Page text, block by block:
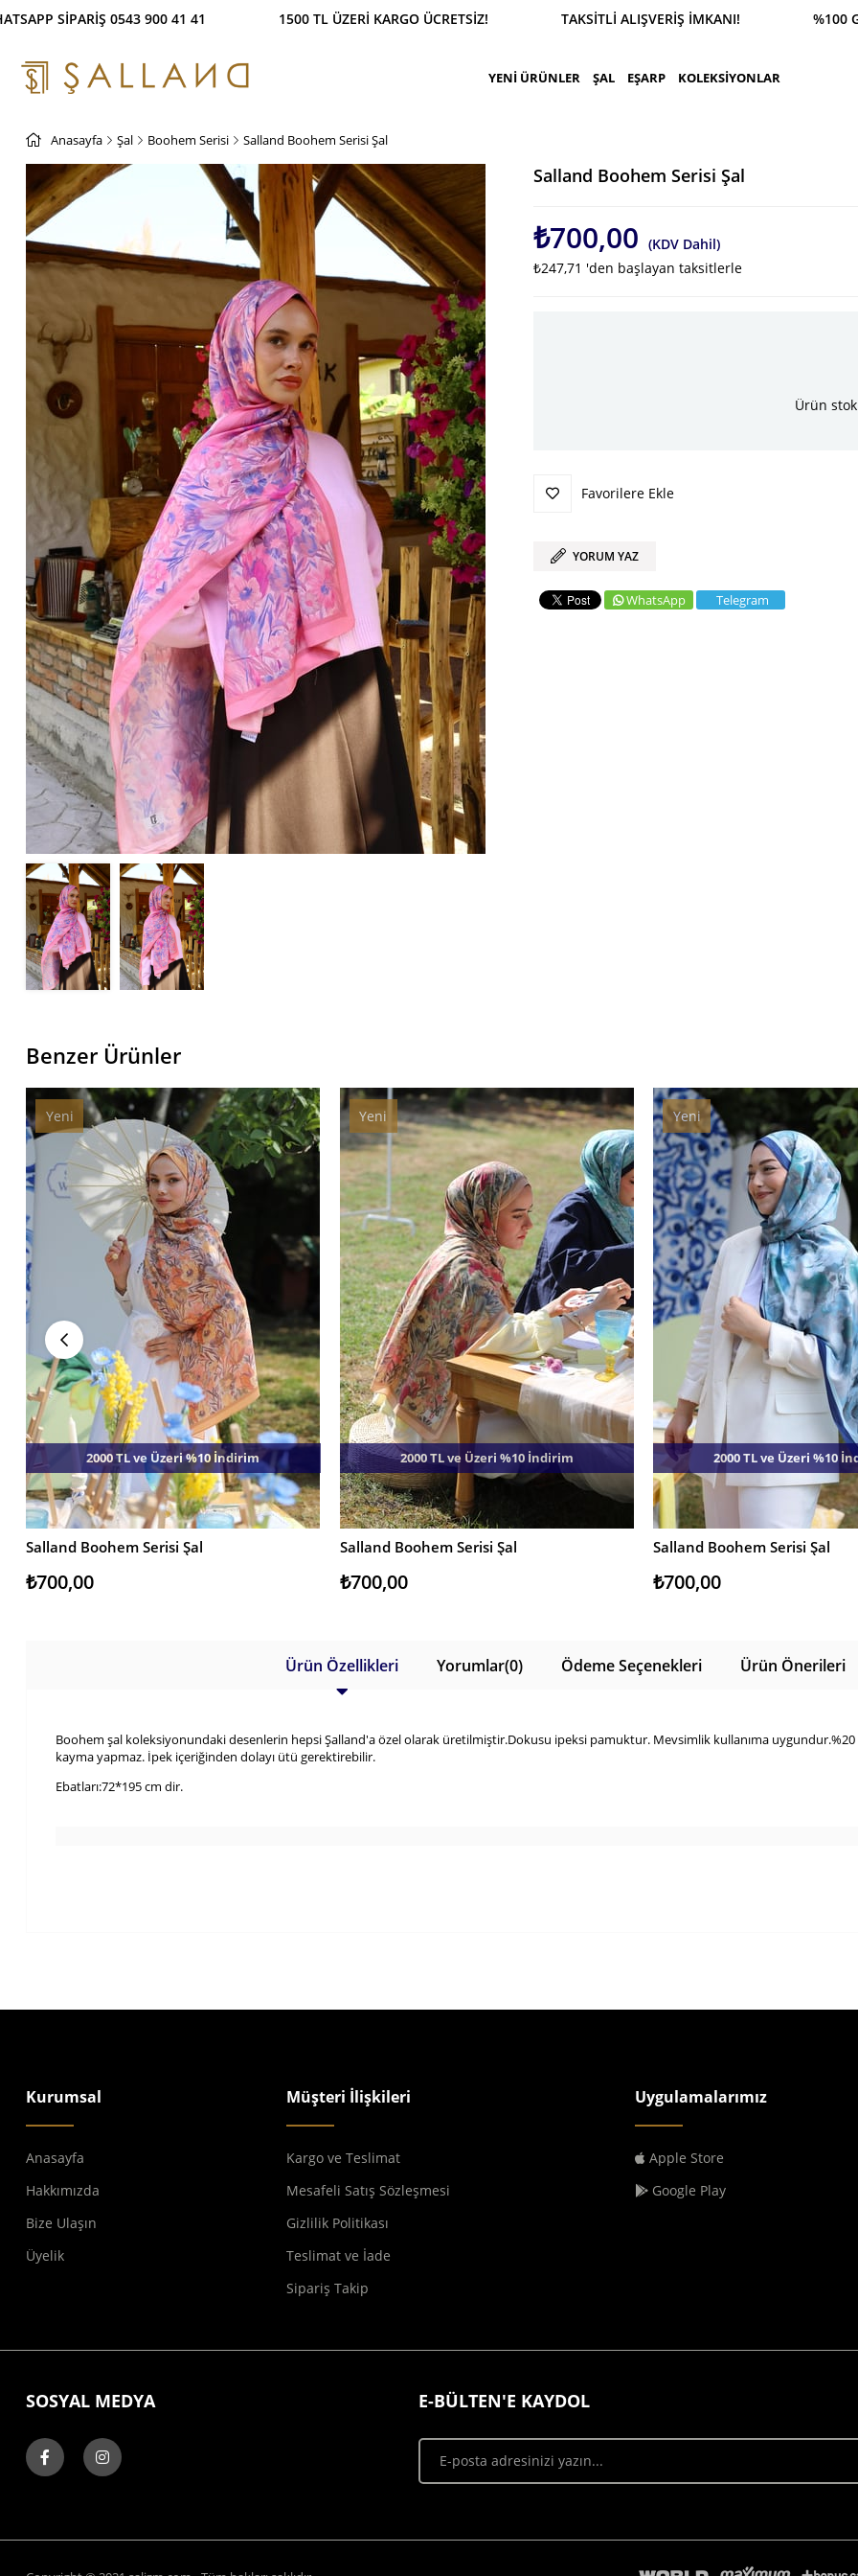
0543 900 41 41 1500 TL ÜZERİ KARGO ÜCRETSİZ! TAKSİTLİ ALIŞVERİŞ İMKANI! %100
YENİ ÜRÜNLER ŞAL EŞARP KOLEKSİYONLAR
Anasayfa Şal Boohem Serisi Salland Boohem Serisi Şal
Salland Boohem Serisi Şal
₺700,00 (KDV Dahil)
₺247,71 'den başlayan taksitlerle
Ürün
Favorilere Ekle
YORUM YAZ
WhatsApp Telegram
Benzer Ürünler
SEPETE EKLE
Yeni
Salland Boohem Serisi Şal
2000 TL ve Üzeri %10 İndirim
₺700,00
SEPETE EKLE
Yeni
Ürün
Salland Boohem Serisi Şal
2000 TL ve Üzeri %10 İndirim
₺700,00
SEPETE EKLE
Yeni
Ürün
Salland Boohem Serisi Şal
2000 TL ve Üzeri %10
₺700,00
Ürün Özellikleri Yorumlar(0) Ödeme Seçenekleri Ürün Önerileri
Boohem şal koleksiyonundaki desenlerin hepsi Şalland'a özel olarak üretilmiştir.Dokusu ipeksi pamuktur. Mevsimlik kullanıma uygundur.%20
kayma yapmaz. İpek içeriğinden dolayı ütü gerektirebilir.
Ebatları:72*195 cm dir.
Kurumsal
Anasayfa
Hakkımızda
Bize Ulaşın
Üyelik
Müşteri İlişkileri
Kargo ve Teslimat
Mesafeli Satış Sözleşmesi
Gizlilik Politikası
Teslimat ve İade
Sipariş Takip
Uygulamalarımız
Apple Store
Google Play
SOSYAL MEDYA E-BÜLTEN'E KAYDOL